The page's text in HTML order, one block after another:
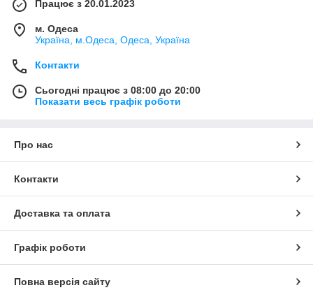
Працює з 20.01.2023
м. Одеса
Україна, м.Одеса, Одеса, Україна
Контакти
Сьогодні працює з 08:00 до 20:00
Показати весь графік роботи
Про нас
Контакти
Доставка та оплата
Графік роботи
Повна версія сайту